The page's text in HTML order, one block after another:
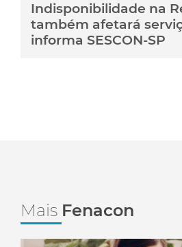
Indisponibilidade na
também afetará
informa SESCON-SP
Mais Fenacon